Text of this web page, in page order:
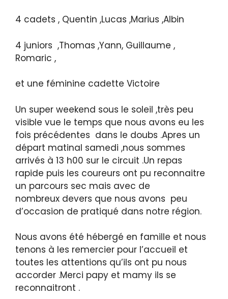
4 cadets , Quentin ,Lucas ,Marius ,Albin
4 juniors ,Thomas ,Yann, Guillaume ,
Romaric ,
et une féminine cadette Victoire
Un super weekend sous le soleil ,très peu
visible vue le temps que nous avons eu les
fois précédentes dans le doubs .Apres un
départ matinal samedi ,nous sommes
arrivés à 13 h00 sur le circuit .Un repas
rapide puis les coureurs ont pu reconnaitre
un parcours sec mais avec de
nombreux devers que nous avons peu
d’occasion de pratiqué dans notre région.
Nous avons été hébergé en famille et nous
tenons à les remercier pour l’accueil et
toutes les attentions qu’ils ont pu nous
accorder .Merci papy et mamy ils se
reconnaitront .